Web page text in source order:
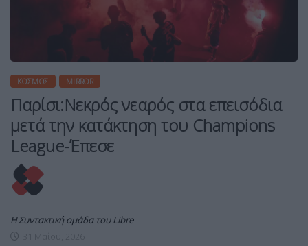
ΚΌΣΜΟΣ MIRROR
Παρίσι:Νεκρός νεαρός στα επεισόδια
μετά την κατάκτηση του Champions
League-Έπεσε
Η Συντακτική ομάδα του Libre